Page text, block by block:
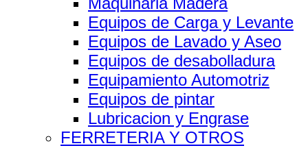
Equipos de Carga y Levante
Equipos de Lavado y Aseo
Equipos de desabolladura
Equipamiento Automotriz
Equipos de pintar
Lubricacion y Engrase
FERRETERIA Y OTROS